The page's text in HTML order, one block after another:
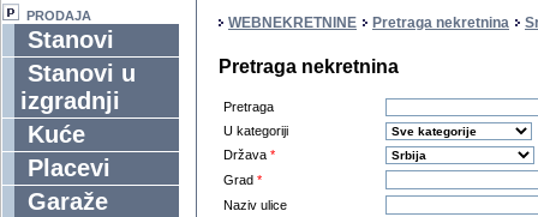
PRODAJA
Stanovi
Stanovi u
izgradnji
Kuće
Placevi
Garaže
WEBNEKRETNINE Pretraga nekretnina
Pretraga nekretnina
Pretraga
U kategoriji
Država *
Grad *
Naziv ulice